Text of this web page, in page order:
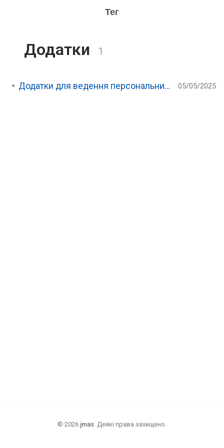
Тег
Додатки 1
Додатки для ведення персональних фінансів 05/05/2025
© 2026 jmas. Деякі права захищено.